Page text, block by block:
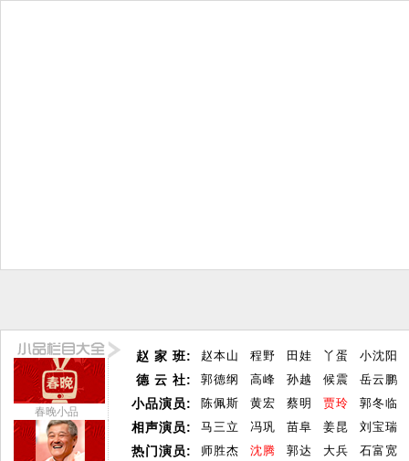
春晚小品
赵 家 班:
德 云 社:
小品演员:
相声演员:
热门演员:
赵本山 程野 田娃 丫蛋
小沈阳
郭德纲
高峰 孙越 候震
岳云鹏
陈佩斯
黄宏 蔡明 贾玲
郭冬临
马三立
冯巩 苗阜 姜昆
刘宝瑞
师胜杰
沈腾 郭达 大兵 石富宽